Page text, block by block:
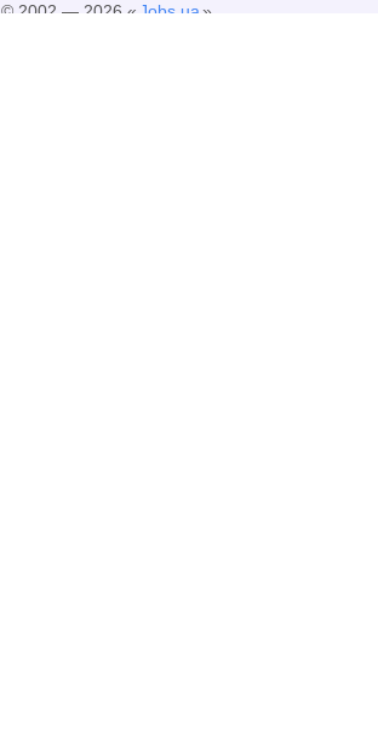
© 2002 — 2026 « Jobs.ua»